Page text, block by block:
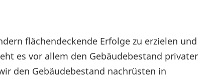
flächendeckende Erfolge zu erzielen und
es vor allem den Gebäudebestand privater
den Gebäudebestand nachrüsten in